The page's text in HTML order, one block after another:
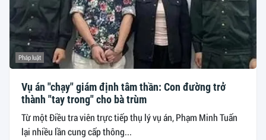
Pháp luật
Vụ án "chạy" giám định tâm thần: Con đường trở
thành "tay trong" cho bà trùm
Từ một Điều tra viên trực tiếp thụ lý vụ án, Phạm Minh Tuấn
lại nhiều lần cung cấp thông...